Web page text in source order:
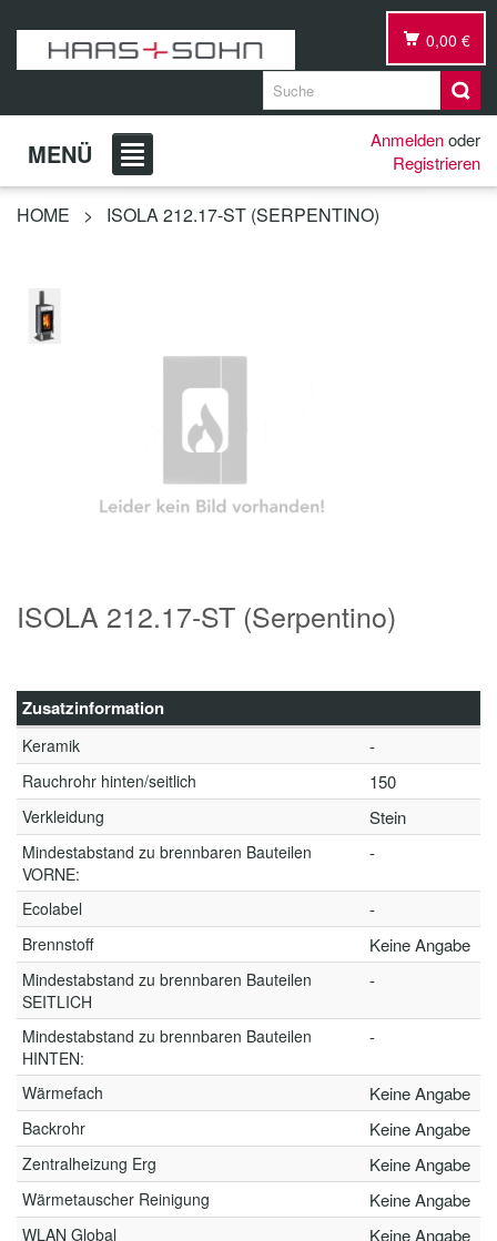
0,00 €
MENÜ Anmeldenoder
Registrieren
HOME > ISOLA 212.17-ST (SERPENTINO)
ISOLA 212.17-ST (Serpentino)
Zusatzinformation
Keramik -
Rauchrohr hinten/seitlich 150
Verkleidung Stein
Mindestabstand zu brennbaren Bauteilen
VORNE:
-
Ecolabel -
Brennstoff Keine Angabe
Mindestabstand zu brennbaren Bauteilen
SEITLICH
-
Mindestabstand zu brennbaren Bauteilen
HINTEN:
-
Wärmefach Keine Angabe
Backrohr Keine Angabe
Zentralheizung Erg Keine Angabe
Wärmetauscher Reinigung Keine Angabe
WLAN Global Keine Angabe